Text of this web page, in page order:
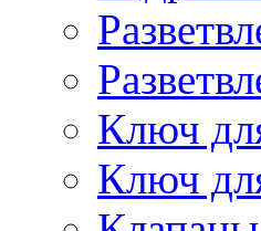
Ключ
Ключ